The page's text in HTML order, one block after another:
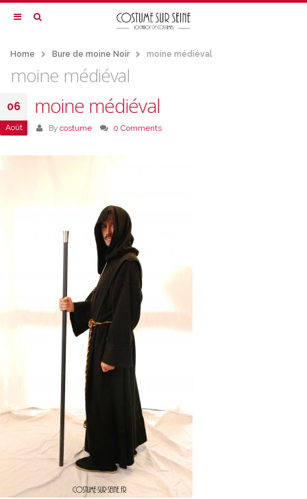
Home Bure de moine Noir moine médiéval
moine médiéval
06
Août
moine médiéval
By costume 0 Comments